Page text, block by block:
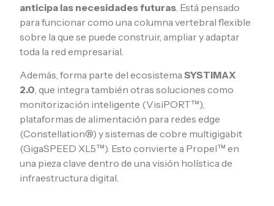
anticipa las necesidades futuras . Está pensado
para funcionar como una columna vertebral flexible
sobre la que se puede construir, ampliar y adaptar
toda la red empresarial.
Además, forma parte del ecosistemaSYSTIMAX
2.0, que integra también otras soluciones como
monitorización inteligente (VisiPORT™),
plataformas de alimentación para redes edge
(Constellation®) y sistemas de cobre multigigabit
(GigaSPEED XL5™). Esto convierte a Propel™ en
una pieza clave dentro de una visión holística de
infraestructura digital.